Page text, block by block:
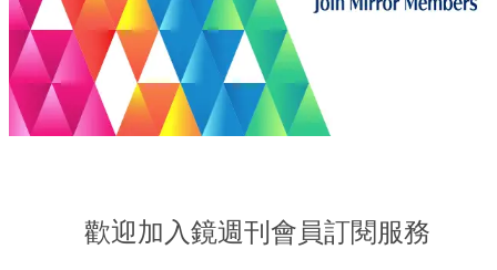
歡迎加入鏡週刊會員訂閱服務